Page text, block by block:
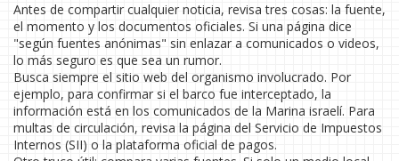
Antes de compartir cualquier noticia, revisa tres cosas: la fuente,
el momento y los documentos oficiales. Si una página dice
"según fuentes anónimas" sin enlazar a comunicados o videos,
lo más seguro es que sea un rumor.
Busca siempre el sitio web del organismo involucrado. Por
ejemplo, para confirmar si el barco fue interceptado, la
información está en los comunicados de la Marina israelí. Para
multas de circulación, revisa la página del Servicio de Impuestos
Internos (SII) o la plataforma oficial de pagos.